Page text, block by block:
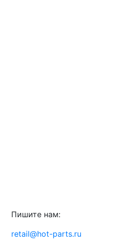
Пишите нам:
retail@hot-parts.ru